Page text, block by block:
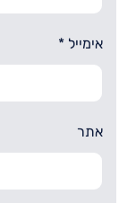
אימייל*
אתר